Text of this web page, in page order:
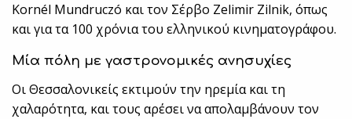
Κornél Mundruczó και τον Σέρβο Zelimir Zilnik, όπως
και για τα 100 χρόνια του ελληνικού κινηματογράφου.
Mία πόλη με γαστρονομικές ανησυχίες
Οι Θεσσαλονικείς εκτιμούν την ηρεμία και τη
χαλαρότητα, και τους αρέσει να απολαμβάνουν τον